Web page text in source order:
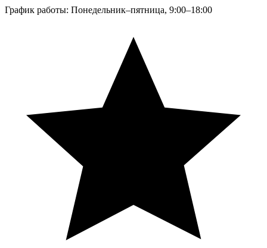
График работы: Понедельник–пятница, 9:00–18:00